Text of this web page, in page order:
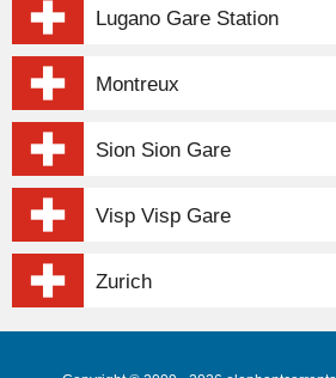
Lugano Gare Station
Montreux
Sion Sion Gare
Visp Visp Gare
Zurich